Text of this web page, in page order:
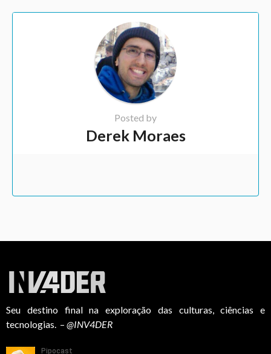
Posted by
Derek Moraes
Seu destino final na exploração das culturas, ciências e
tecnologias. – @INV4DER